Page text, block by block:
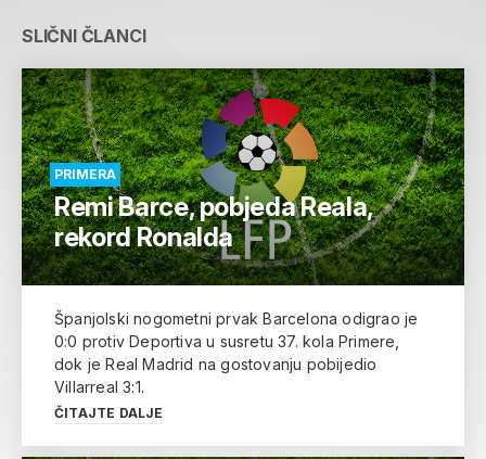
SLIČNI ČLANCI
PRIMERA
Remi Barce, pobjeda Reala,
rekord Ronalda
Španjolski nogometni prvak Barcelona odigrao je
0:0 protiv Deportiva u susretu 37. kola Primere,
dok je Real Madrid na gostovanju pobijedio
Villarreal 3:1.
ČITAJTE DALJE